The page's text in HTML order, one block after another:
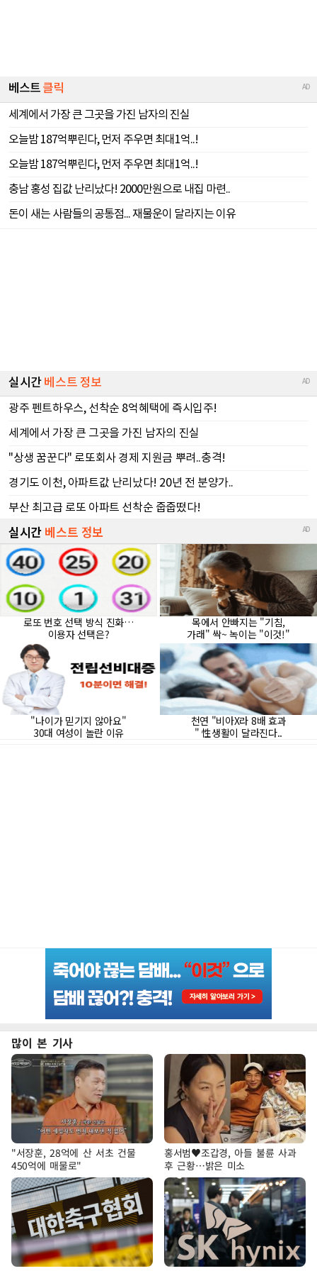
많이 본 기사
"서장훈, 28억에 산 서초 건물
450억에 매물로"
홍서범♥조갑경, 아들 불륜 사과
후 근황…밝은 미소